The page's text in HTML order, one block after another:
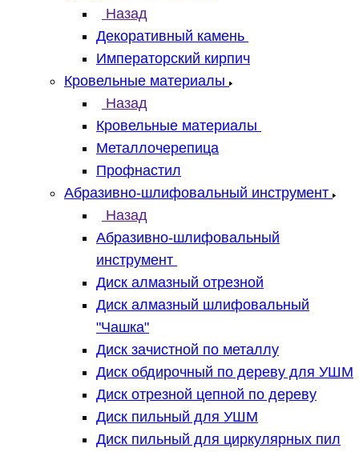
Назад
Декоративный камень
Императорский кирпич
Кровельные материалы
Назад
Кровельные материалы
Металлочерепица
Профнастил
Абразивно-шлифовальный инструмент
Назад
Абразивно-шлифовальный
инструмент
Диск алмазный отрезной
Диск алмазный шлифовальный
"Чашка"
Диск зачистной по металлу
Диск обдирочный по дереву для УШМ
Диск отрезной цепной по дереву
Диск пильный для УШМ
Диск пильный для циркулярных пил